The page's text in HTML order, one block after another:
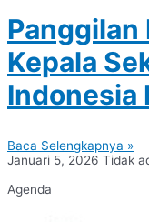
Kepala
Indonesia
Baca Selengkapnya »
Januari 5, 2026 Tidak
Agenda